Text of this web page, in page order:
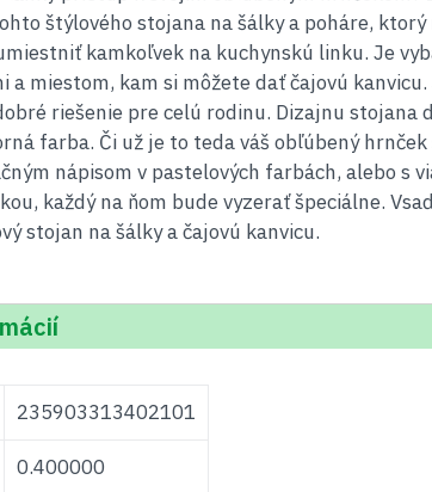
štýlového stojana na šálky a poháre, ktorý
kamkoľvek na kuchynskú linku. Je
a miestom, kam si môžete dať čajovú
riešenie pre celú rodinu. Dizajnu stojana
farba. Či už je to teda váš obľúbený hrnček
nápisom v pastelových farbách, alebo s
každý na ňom bude vyzerať špeciálne.
stojan na šálky a čajovú kanvicu.
235903313402101
0.400000